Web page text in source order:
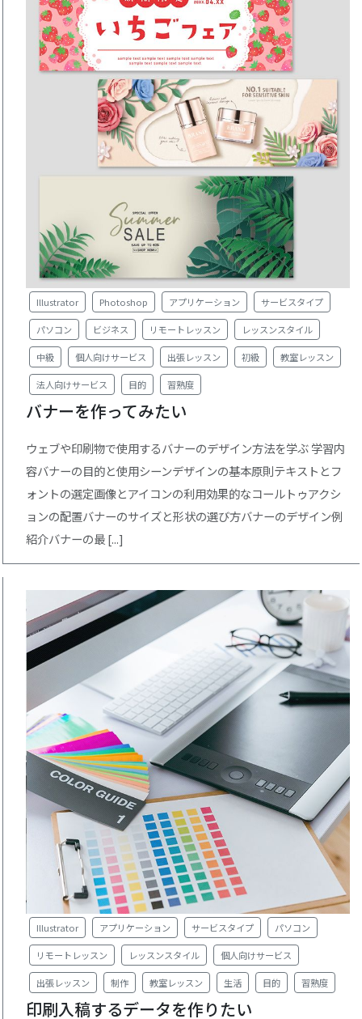
Illustrator Photoshop アプリケーション サービスタイプ
パソコン ビジネス リモートレッスン レッスンスタイル
中級 個人向けサービス 出張レッスン 初級 教室レッスン
法人向けサービス 目的 習熟度
バナーを作ってみたい
ウェブや印刷物で使用するバナーのデザイン方法を学ぶ 学習内
容バナーの目的と使用シーンデザインの基本原則テキストとフ
ォントの選定画像とアイコンの利用効果的なコールトゥアクシ
ョンの配置バナーのサイズと形状の選び方バナーのデザイン例
紹介バナーの最 [...]
Illustrator アプリケーション サービスタイプ パソコン
リモートレッスン レッスンスタイル 個人向けサービス
出張レッスン 制作 教室レッスン 生活 目的 習熟度
印刷入稿するデータを作りたい